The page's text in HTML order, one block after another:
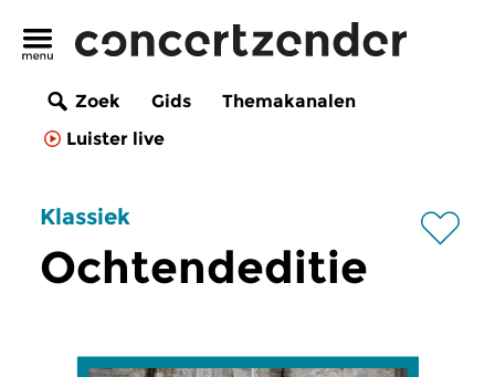
Zoek Gids
Themakanalen
Luister live
Klassiek
Ochtendeditie